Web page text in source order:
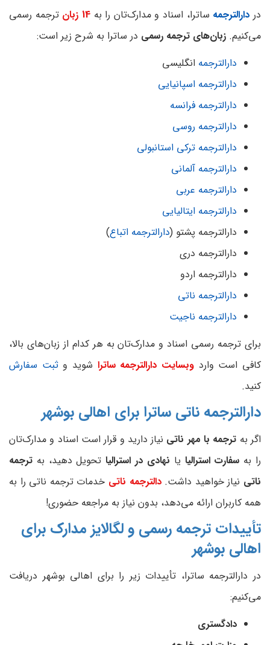
در دارالترجمه ساترا، اسناد و مدارک‌تان را به 14 زبان
ترجمه رسمی
می‌کنیم. زبان‌های ترجمه رسمی در ساترا به شرح زیر است:
دارالترجمه انگلیسی
دارالترجمه اسپانیایی
دارالترجمه فرانسه
دارالترجمه روسی
دارالترجمه ترکی استانبولی
دارالترجمه آلمانی
دارالترجمه عربی
دارالترجمه ایتالیایی
دارالترجمه پشتو (دارالترجمه اتباع)
دارالترجمه دری
دارالترجمه اردو
دارالترجمه ناتی
دارالترجمه ناجیت
برای ترجمه رسمی اسناد و مدارک‌تان به هر کدام از زبان‌های بالا،
کافی است وارد وبسایت دارالترجمه ساترا شوید وثبت سفارش
کنید.
دارالترجمه ناتی ساترا برای اهالی بوشهر
اگر به ترجمه با مهر ناتی نیاز دارید و قرار است اسناد و مدارک‌تان
را به سفارت استرالیا یا نهادی در استرالیاتحویل دهید، به ترجمه
ناتی نیاز خواهید داشت. دالترجمه ناتی خدمات ترجمه ناتی را به
همه کاربران ارائه می‌دهد، بدون نیاز به مراجعه حضوری!
تأییدات ترجمه رسمی و لگالایز مدارک برای
اهالی بوشهر
در دارالترجمه ساترا، تأییدات زیر را برای اهالی بوشهر دریافت
می‌کنیم:
دادگستری